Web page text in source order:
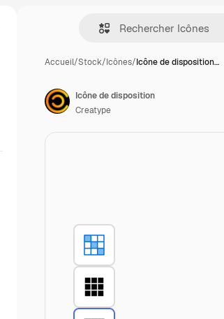
Accueil/Stock/Icônes/Icône de disposition…
Icône de disposition
Creatype